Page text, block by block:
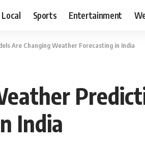
Local Sports Entertainment
Are Changing Weather Forecasting in India
India